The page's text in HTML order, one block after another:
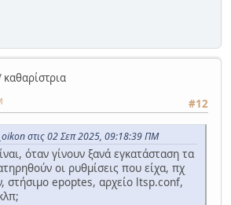
καθαρίστρια
#12
στις 02 Σεπ 2025, 09:18:39 ΠΜ
όταν γίνουν ξανά εγκατάσταση τα
οι ρυθμίσεις που είχα, πχ
στήσιμο epoptes, αρχείο ltsp.conf,